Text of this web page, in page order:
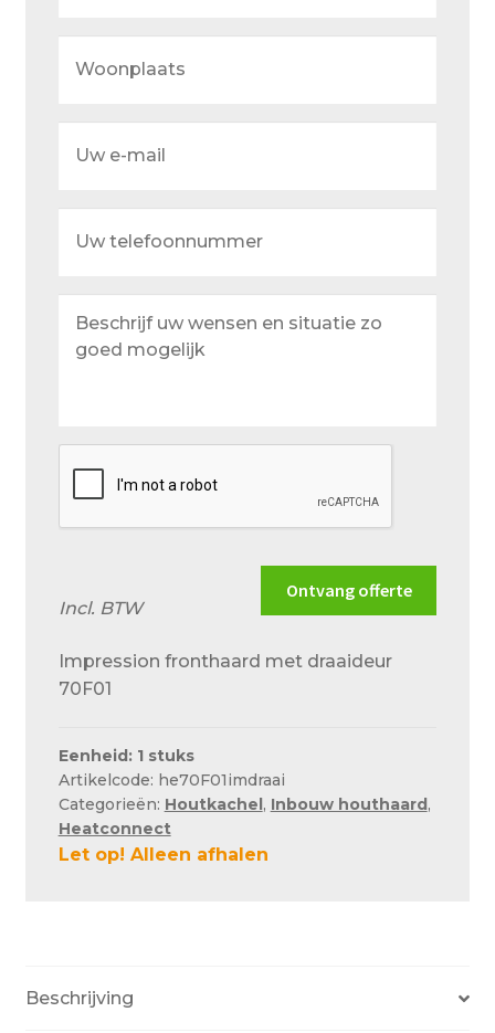
Retouren – Geschillen – Garantie
Service en onderhoud
telefoonnummer
uw
wensen
Ontvang offerte
Incl. BTW
Impression fronthaard met draaideur
70F01
Eenheid: 1 stuks
Artikelcode: he70F01imdraai
Categorieën: Houtkachel , Inbouw houthaard ,
Heatconnect
Let op! Alleen afhalen
Beschrijving